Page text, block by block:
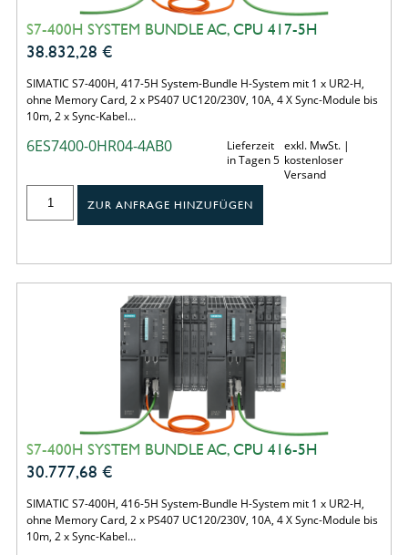
S7-400H SYSTEM BUNDLE AC, CPU 417-5H
38.832,28 €
SIMATIC S7-400H, 417-5H System-Bundle H-System mit 1 x UR2-H,
ohne Memory Card, 2 x PS407 UC120/230V, 10A, 4 X Sync-Module bis
10m, 2 x Sync-Kabel…
6ES7400-0HR04-4AB0
Lieferzeit
in Tagen 5
exkl. MwSt. |
kostenloser
Versand
ZUR ANFRAGE HINZUFÜGEN
S7-400H SYSTEM BUNDLE AC, CPU 416-5H
30.777,68 €
SIMATIC S7-400H, 416-5H System-Bundle H-System mit 1 x UR2-H,
ohne Memory Card, 2 x PS407 UC120/230V, 10A, 4 X Sync-Module bis
10m, 2 x Sync-Kabel…